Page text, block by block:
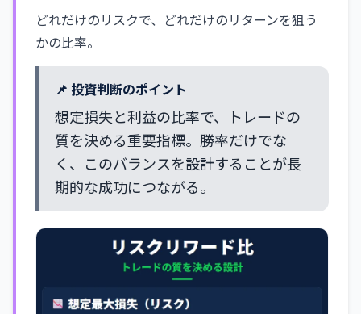
どれだけのリスクで、どれだけのリターンを狙う
かの比率。
📌 投資判断のポイント
想定損失と利益の比率で、トレードの
質を決める重要指標。勝率だけでな
く、このバランスを設計することが長
期的な成功につながる。